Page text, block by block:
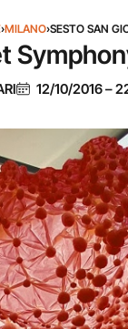
›MILANO›SESTO SAN
12/10/2016–